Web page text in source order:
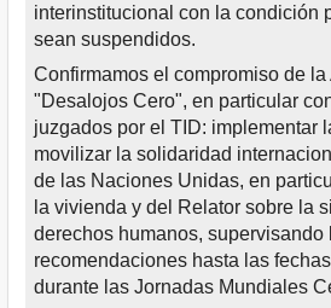
interinstitucional con la condición
sean suspendidos.
Confirmamos el compromiso de
"Desalojos Cero", en particular
juzgados por el TID: implementar
movilizar la solidaridad
de las Naciones Unidas, en
la vivienda y del Relator sobre la
derechos humanos,
recomendaciones hasta las
durante las Jornadas Mundiales